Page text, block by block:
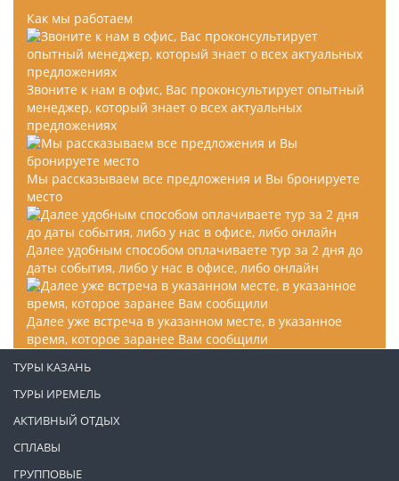
Как мы работаем
Звоните к нам в офис, Вас проконсультирует опытный
менеджер, который знает о всех актуальных
предложениях
Мы рассказываем все предложения и Вы бронируете
место
Далее удобным способом оплачиваете тур за 2 дня до
даты события, либо у нас в офисе, либо онлайн
Далее уже встреча в указанном месте, в указанное
время, которое заранее Вам сообщили
ТУРЫ КАЗАНЬ
ТУРЫ ИРЕМЕЛЬ
АКТИВНЫЙ ОТДЫХ
СПЛАВЫ
ГРУППОВЫЕ